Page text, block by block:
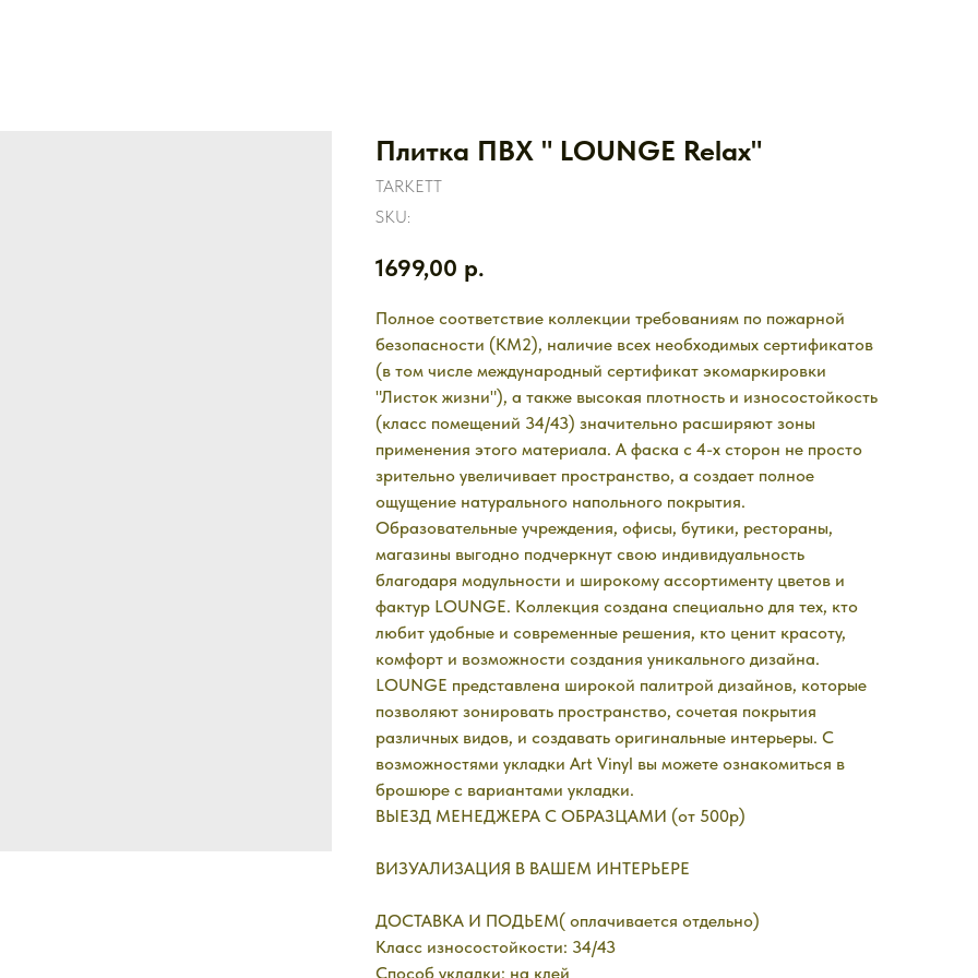
Плитка ПВХ " LOUNGE Relax"
TARKETT
SKU:
1699,00 р.
Полное соответствие коллекции требованиям по пожарной
безопасности (КМ2), наличие всех необходимых сертификатов
(в том числе международный сертификат экомаркировки
"Листок жизни"), а также высокая плотность и износостойкость
(класс помещений 34/43) значительно расширяют зоны
применения этого материала. А фаска с 4-х сторон не просто
зрительно увеличивает пространство, а создает полное
ощущение натурального напольного покрытия.
Образовательные учреждения, офисы, бутики, рестораны,
магазины выгодно подчеркнут свою индивидуальность
благодаря модульности и широкому ассортименту цветов и
фактур LOUNGE. Коллекция создана специально для тех, кто
любит удобные и современные решения, кто ценит красоту,
комфорт и возможности создания уникального дизайна.
LOUNGE представлена широкой палитрой дизайнов, которые
позволяют зонировать пространство, сочетая покрытия
различных видов, и создавать оригинальные интерьеры. С
возможностями укладки Art Vinyl вы можете ознакомиться в
брошюре с вариантами укладки.
ВЫЕЗД МЕНЕДЖЕРА С ОБРАЗЦАМИ (от 500р)
ВИЗУАЛИЗАЦИЯ В ВАШЕМ ИНТЕРЬЕРЕ
ДОСТАВКА И ПОДЬЕМ( оплачивается отдельно)
Класс износостойкости: 34/43
Способ укладки: на клей